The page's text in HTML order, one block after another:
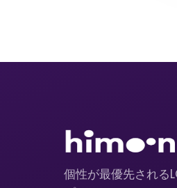
個性が最優先される